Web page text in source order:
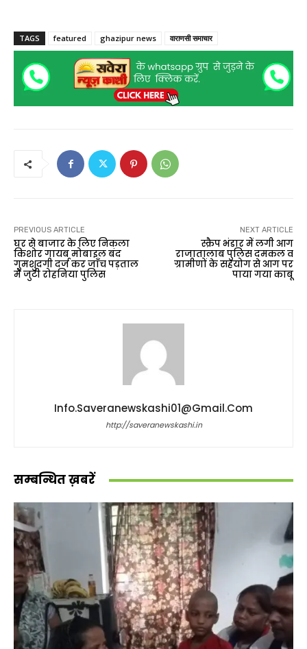
TAGS featured ghazipur news वाराणसी समाचार
PREVIOUS ARTICLE
घर से बाजार के लिए निकला
किशोर गायब मोबाइल बंद
गुमशुदगी दर्ज कर जाँच पड़ताल
में जुटी रोहनिया पुलिस
NEXT ARTICLE
स्क्रैप भंडार में लगी आग
राजातालाब पुलिस दमकल व
ग्रामीणों के सहयोग से आग पर
पाया गया काबू
Info.saveranewskashi01@gmail.com
http://saveranewskashi.in
सम्बन्धित ख़बरें